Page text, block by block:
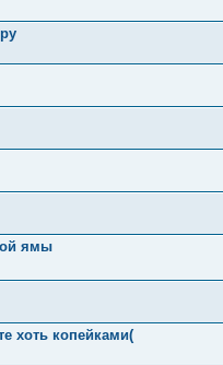
ямы
хоть копейками(